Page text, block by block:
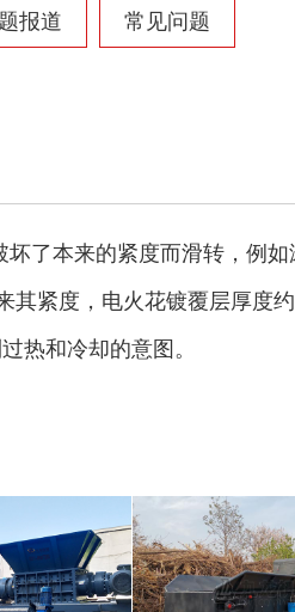
报道 常见问题
了本来的紧度而滑转，例如
紧度，电火花镀覆层厚度
热和冷却的意图。
碎机 大型稻草捆
碎机 切枝机